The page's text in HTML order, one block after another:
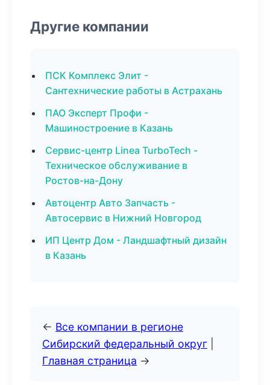
Другие компании
ПСК Комплекс Элит -
Сантехнические работы в Астрахань
ПАО Эксперт Профи -
Машиностроение в Казань
Сервис-центр Linea TurboTech -
Техническое обслуживание в
Ростов-на-Дону
Автоцентр Авто Запчасть -
Автосервис в Нижний Новгород
ИП Центр Дом - Ландшафтный дизайн
в Казань
← Все компании в регионе
Сибирский федеральный округ
Главная страница →